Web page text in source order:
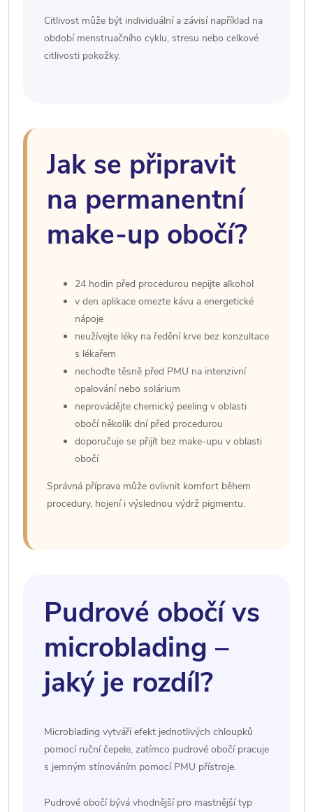
Citlivost může být individuální a závisí například na
období menstruačního cyklu, stresu nebo celkové
citlivosti pokožky.
Jak se připravit
na permanentní
make-up obočí?
24 hodin před procedurou nepijte alkohol
v den aplikace omezte kávu a energetické
nápoje
neužívejte léky na ředění krve bez konzultace
s lékařem
nechoďte těsně před PMU na intenzivní
opalování nebo solárium
neprovádějte chemický peeling v oblasti
obočí několik dní před procedurou
doporučuje se přijít bez make-upu v oblasti
obočí
Správná příprava může ovlivnit komfort během
procedury, hojení i výslednou výdrž pigmentu.
Pudrové obočí vs
microblading –
jaký je rozdíl?
Microblading vytváří efekt jednotlivých chloupků
pomocí ruční čepele, zatímco pudrové obočí pracuje
s jemným stínováním pomocí PMU přístroje.
Pudrové obočí bývá vhodnější pro mastnější typ